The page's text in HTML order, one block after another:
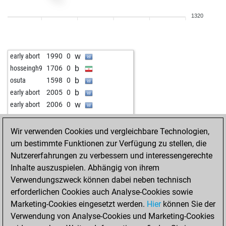
b
arupa 2095 1
schach87 1643 1
schach87 1608 0
tony s 1877 1
xberger 1630 1
xberger 1567 0 b
hammerfest 1802 1 b
gierblitz 2308 0 w
legal_tender 1514 1 b
oossii 1867 0 w
schach87 1593 0 w
amateur63 1618 1 b
ond 2227 0 w
weiland77 1890 1 w
1320
early abort 1990 0 w
hosseingh9 1706 0 b
osuta 1598 0 b
early abort 2005 0 b
early abort 2006 0 w
Wir verwenden Cookies und vergleichbare Technologien,
um bestimmte Funktionen zur Verfügung zu stellen, die
Nutzererfahrungen zu verbessern und interessengerechte
Inhalte auszuspielen. Abhängig von ihrem
Verwendungszweck können dabei neben technisch
erforderlichen Cookies auch Analyse-Cookies sowie
Marketing-Cookies eingesetzt werden. Hierkönnen Sie der
Verwendung von Analyse-Cookies und Marketing-Cookies